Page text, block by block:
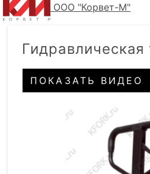
ООО "Корвет-М"
Гидравлическая
ПОКАЗАТЬ ВИДЕО